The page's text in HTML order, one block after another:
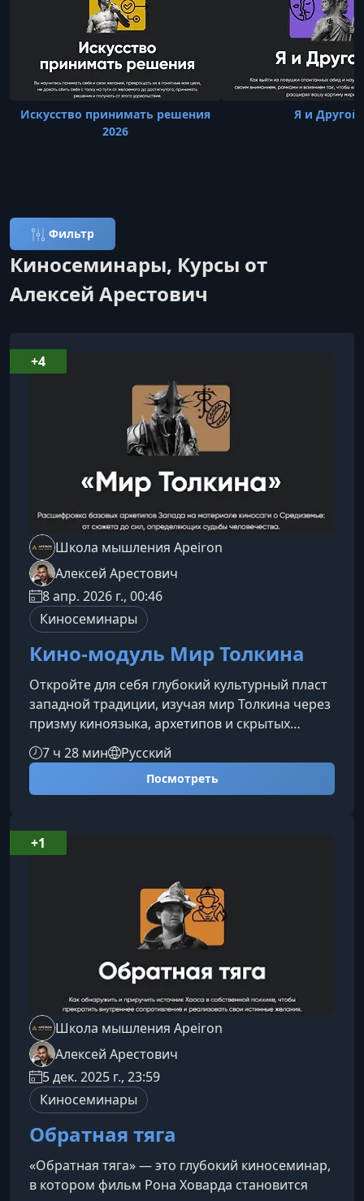
Искусство принимать решения
2026
Я и Другой
Фильтр
Киносеминары, Курсы от
Алексей Арестович
Школа мышления Apeiron
Алексей Арестович
8 апр. 2026 г., 00:46
Киносеминары
Кино-модуль Мир Толкина
Откройте для себя глубокий культурный пласт
западной традиции, изучая мир Толкина через
призму киноязыка, архетипов и скрытых
смыслов. Этот курс поможет увидеть
произведения писателя не только как фэнтези-
эпос, но как философско-символическую
систему, отражающую выбор человека, его
истории, формирующие мировоззрение
современного общества.Многослойный
анализ произведений ТолкинаМы предлагаем
расширенный подхо
7 ч 28 мин Русский
Посмотреть
+4
Школа мышления Apeiron
Алексей Арестович
5 дек. 2025 г., 23:59
Киносеминары
Обратная тяга
«Обратная тяга» — это глубокий киносеминар,
в котором фильм Рона Ховарда становится
+1